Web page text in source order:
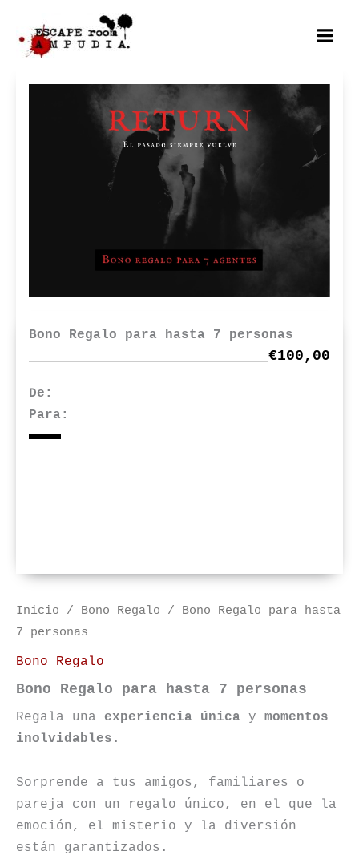
contenido
Menu
Bono Regalo para hasta 7 personas
€100,00
De:
Para:
Inicio / Bono Regalo / Bono Regalo para hasta
7 personas
Bono Regalo
Bono Regalo para hasta 7 personas
Regala una experiencia única y momentos
inolvidables .
Sorprende a tus amigos, familiares o
pareja con un regalo único, en el que la
emoción, el misterio y la diversión
están garantizados.